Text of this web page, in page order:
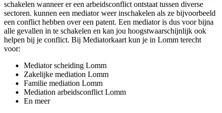
schakelen wanneer er een arbeidsconflict ontstaat tussen diverse
sectoren. kunnen een mediator weer inschakelen als ze bijvoorbeeld
een conflict hebben over een patent. Een mediator is dus voor bijna
alle gevallen in te schakelen en kan jou hoogstwaarschijnlijk ook
helpen bij je conflict. Bij Mediatorkaart kun je in Lomm terecht
voor:
Mediator scheiding Lomm
Zakelijke mediation Lomm
Familie mediation Lomm
Mediation arbeidsconflict Lomm
En meer